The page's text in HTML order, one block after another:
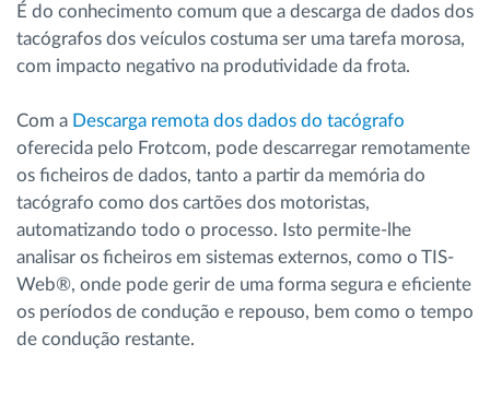
É do conhecimento comum que a descarga de dados dos
tacógrafos dos veículos costuma ser uma tarefa morosa,
com impacto negativo na produtividade da frota.
Com a Descarga remota dos dados do tacógrafo
oferecida pelo Frotcom, pode descarregar remotamente
os ficheiros de dados, tanto a partir da memória do
tacógrafo como dos cartões dos motoristas,
automatizando todo o processo. Isto permite-lhe
analisar os ficheiros em sistemas externos, como o TIS-
Web®, onde pode gerir de uma forma segura e eficiente
os períodos de condução e repouso, bem como o tempo
de condução restante.